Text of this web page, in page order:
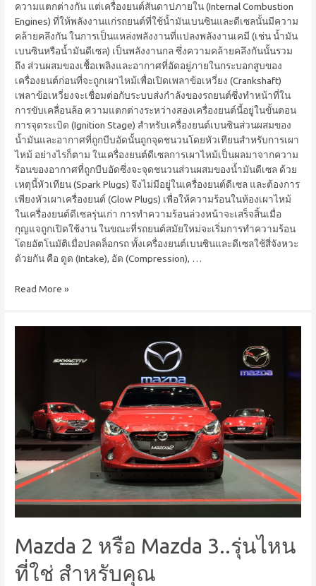
ความแตกต่างกัน แต่เครื่องยนต์สันดาปภายใน (Internal Combustion
Engines) ที่ให้พลังงานแก่รถยนต์ที่ใช้น้ำมันเบนซินและดีเซลนั้นมีความ
คล้ายคลึงกัน ในการเป็นแหล่งพลังงานที่แปลงพลังงานเคมี (เช่น น้ำมัน
เบนซินหรือน้ำมันดีเซล) เป็นพลังงานกล ซึ่งความคล้ายคลึงกันนั้นรวม
ถึง ส่วนผสมของเชื้อเพลิงและอากาศที่อัดอยู่ภายในกระบอกสูบของ
เครื่องยนต์ก่อนที่จะถูกเผาไหม้เพื่อเปิดเพลาข้อเหวี่ยง (Crankshaft)
เพลาข้อเหวี่ยงจะเชื่อมต่อกับระบบส่งกำลังของรถยนต์ซึ่งทำหน้าที่ใน
การขับเคลื่อนล้อ ความแตกต่างระหว่างสองเครื่องยนต์นี้อยู่ในขั้นตอน
การจุดระเบิด (Ignition Stage) สำหรับเครื่องยนต์เบนซินส่วนผสมของ
น้ำมันและอากาศที่ถูกบีบอัดนั้นถูกจุดชนวนโดยหัวเทียนสำหรับการเผา
ไหม้ อย่างไรก็ตาม ในเครื่องยนต์ดีเซลการเผาไหม้เป็นผลมาจากความ
ร้อนของอากาศที่ถูกบีบอัดซึ่งจะจุดชนวนส่วนผสมของน้ำมันดีเซล ด้วย
เหตุนี้หัวเทียน (Spark Plugs) จึงไม่มีอยู่ในเครื่องยนต์ดีเซล และต้องการ
เพียงหัวเผาเครื่องยนต์ (Glow Plugs) เพื่อให้ความร้อนในห้องเผาไหม้
ในเครื่องยนต์ดีเซลรุ่นเก่า การทำ​ความ​ร้อนล่วงหน้าจะเสร็จสิ้นเมื่อ
กุญแจถูกเปิดใช้งาน ในขณะที่รถยนต์สมัยใหม่จะเริ่มการทำความร้อน
โดยอัตโนมัติเมื่อปลดล็อกรถ ทั้งเครื่องยนต์เบนซินและดีเซลใช้สี่จังหวะ
ด้วยกัน คือ ดูด (Intake), อัด (Compression), …
Read More »
Mazda 2 หรือ Mazda 3..รุ่นไหน
ที่ใช่ สำหรับคุณ